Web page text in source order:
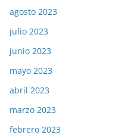
agosto 2023
julio 2023
junio 2023
mayo 2023
abril 2023
marzo 2023
febrero 2023